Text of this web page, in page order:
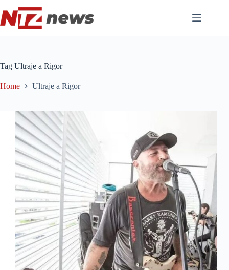
para
o
conteúdo
Tag Ultraje a Rigor
Home Ultraje a Rigor